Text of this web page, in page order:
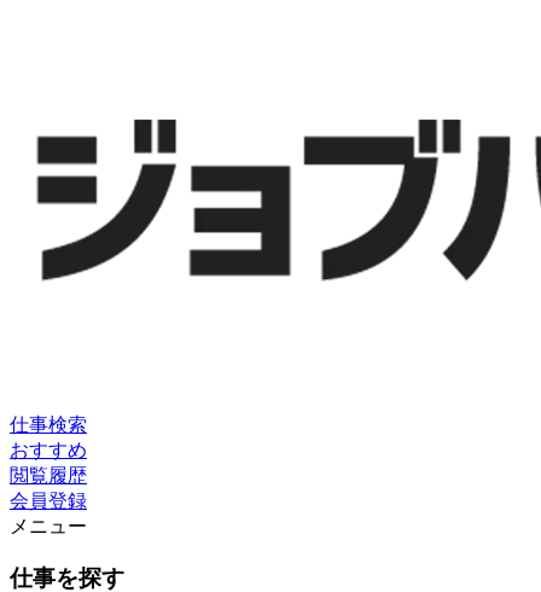
仕事検索
おすすめ
閲覧履歴
会員登録
メニュー
仕事を探す